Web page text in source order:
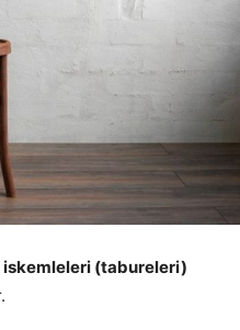
iskemleleri (tabureleri)